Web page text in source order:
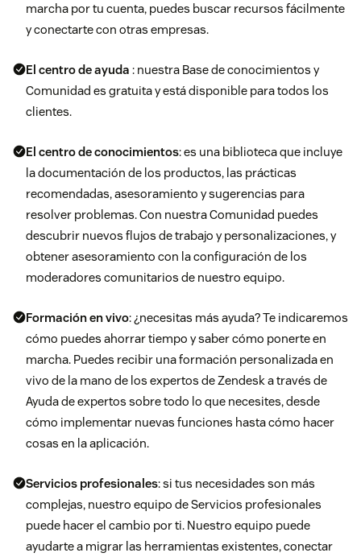
marcha por tu cuenta, puedes buscar recursos fácilmente
y conectarte con otras empresas.
El centro de ayuda : nuestra Base de conocimientos y
Comunidad es gratuita y está disponible para todos los
clientes.
El centro de conocimientos: es una biblioteca que incluye
la documentación de los productos, las prácticas
recomendadas, asesoramiento y sugerencias para
resolver problemas. Con nuestra Comunidad puedes
descubrir nuevos flujos de trabajo y personalizaciones, y
obtener asesoramiento con la configuración de los
moderadores comunitarios de nuestro equipo.
Formación en vivo: ¿necesitas más ayuda? Te indicaremos
cómo puedes ahorrar tiempo y saber cómo ponerte en
marcha. Puedes recibir una formación personalizada en
vivo de la mano de los expertos de Zendesk a través de
Ayuda de expertos sobre todo lo que necesites, desde
cómo implementar nuevas funciones hasta cómo hacer
cosas en la aplicación.
Servicios profesionales: si tus necesidades son más
complejas, nuestro equipo de Servicios profesionales
puede hacer el cambio por ti. Nuestro equipo puede
ayudarte a migrar las herramientas existentes, conectar